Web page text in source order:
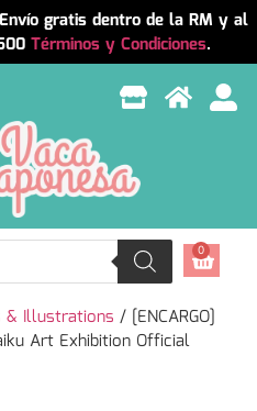
gratis dentro de la RM y al
Términos y Condiciones.
0
& Illustrations / [ENCARGO]
Art Exhibition Official